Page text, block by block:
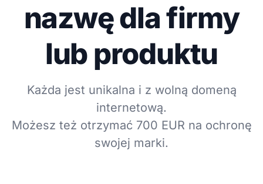
nazwę dla firmy
lub produktu
Każda jest unikalna i z wolną domeną
internetową.
Możesz też otrzymać 700 EUR na ochronę
swojej marki.